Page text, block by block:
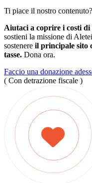
Ti piace il nostro contenuto?
Aiutaci a coprire i costi
sostieni la missione di
sostenere il principale sito
tasse. Dona ora.
Faccio una donazione
( Con detrazione fiscale )